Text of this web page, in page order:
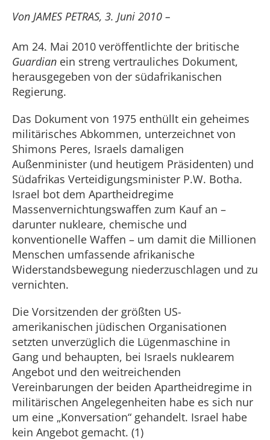
Von JAMES PETRAS, 3. Juni 2010 –
Am 24. Mai 2010 veröffentlichte der britische
Guardian ein streng vertrauliches Dokument,
herausgegeben von der südafrikanischen
Regierung.
Das Dokument von 1975 enthüllt ein geheimes
militärisches Abkommen, unterzeichnet von
Shimons Peres, Israels damaligen
Außenminister (und heutigem Präsidenten) und
Südafrikas Verteidigungsminister P.W. Botha.
Israel bot dem Apartheidregime
Massenvernichtungswaffen zum Kauf an –
darunter nukleare, chemische und
konventionelle Waffen – um damit die Millionen
Menschen umfassende afrikanische
Widerstandsbewegung niederzuschlagen und zu
vernichten.
Die Vorsitzenden der größten US-
amerikanischen jüdischen Organisationen
setzten unverzüglich die Lügenmaschine in
Gang und behaupten, bei Israels nuklearem
Angebot und den weitreichenden
Vereinbarungen der beiden Apartheidregime in
militärischen Angelegenheiten habe es sich nur
um eine „Konversation“ gehandelt. Israel habe
kein Angebot gemacht. (1)